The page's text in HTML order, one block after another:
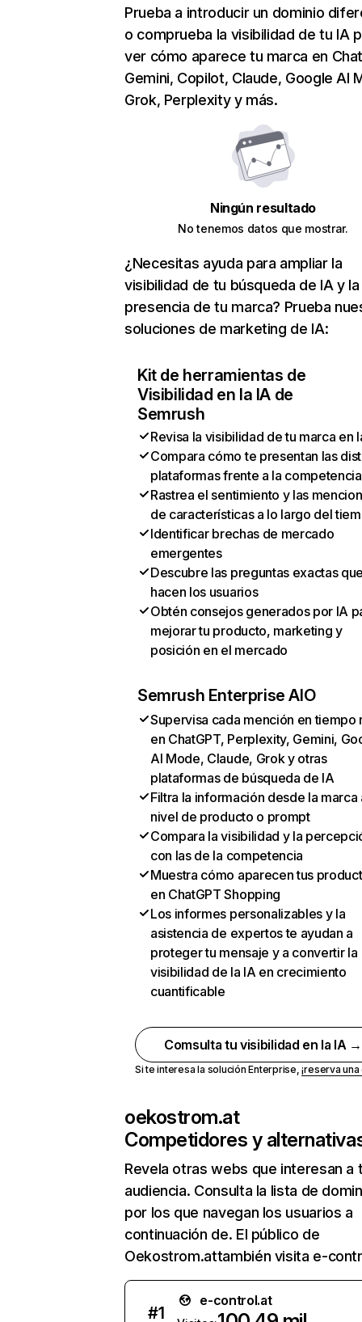
Prueba a introducir un dominio
o comprueba la visibilidad de tu IA
ver cómo aparece tu marca en
Gemini, Copilot, Claude, Google AI
Grok, Perplexity y más.
Ningún resultado
No tenemos datos que mostrar.
¿Necesitas ayuda para ampliar la
visibilidad de tu búsqueda de IA y la
presencia de tu marca? Prueba
soluciones de marketing de IA:
Kit de herramientas de
Visibilidad en la IA de
Semrush
Revisa la visibilidad de tu marca en
Compara cómo te presentan las
plataformas frente a la competencia
Rastrea el sentimiento y las
de características a lo largo del
Identificar brechas de mercado
emergentes
Descubre las preguntas exactas
hacen los usuarios
Obtén consejos generados por IA
mejorar tu producto, marketing y
posición en el mercado
Semrush Enterprise AIO
Supervisa cada mención en tiempo
en ChatGPT, Perplexity, Gemini,
AI Mode, Claude, Grok y otras
plataformas de búsqueda de IA
Filtra la información desde la marca
nivel de producto o prompt
Compara la visibilidad y la
con las de la competencia
Muestra cómo aparecen tus
en ChatGPT Shopping
Los informes personalizables y la
asistencia de expertos te ayudan a
proteger tu mensaje y a convertir la
visibilidad de la IA en crecimiento
cuantificable
Comsulta tu visibilidad en la IA →
Si te interesa la solución Enterprise,¡reserva
oekostrom.at
Competidores y
Revela otras webs que interesan a
audiencia. Consulta la lista de
por los que navegan los usuarios a
continuación de. El público de
Oekostrom.attambién visita e-
#1
e-control.at